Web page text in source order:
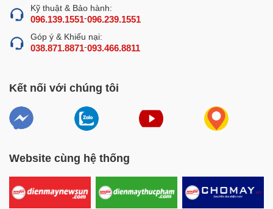
Kỹ thuật & Bảo hành:
096.139.1551-096.239.1551
Góp ý & Khiếu nại:
038.871.8871-093.466.8811
Kết nối với chúng tôi
Website cùng hệ thống